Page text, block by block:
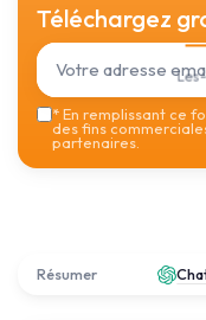
Téléchargez
*En remplissant ce
des fins
partenaires.
Résumer